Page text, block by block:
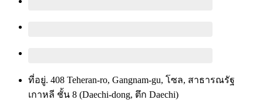
ที่อยู่. 408 Teheran-ro, Gangnam-gu, โซล, สาธารณรัฐ
เกาหลี ชั้น 8 (Daechi-dong, ตึก Daechi)